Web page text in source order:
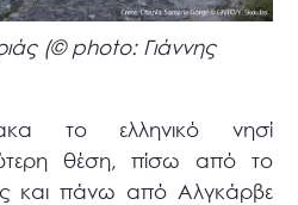
(© photo: Γιάννης
το ελληνικό νησί
θέση, πίσω από το
και πάνω από Αλγκάρβε